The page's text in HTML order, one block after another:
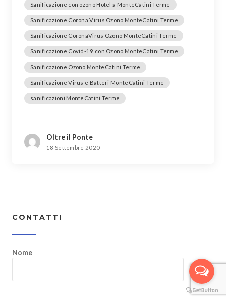
Sanificazione con ozono Hotel a MonteCatini Terme
Sanificazione Corona Virus Ozono MonteCatini Terme
Sanificazione CoronaVirus Ozono MonteCatini Terme
Sanificazione Covid-19 con Ozono MonteCatini Terme
Sanificazione Ozono MonteCatini Terme
Sanificazione Virus e Batteri MonteCatini Terme
sanificazioni MonteCatini Terme
Oltre il Ponte
18 Settembre 2020
CONTATTI
Nome